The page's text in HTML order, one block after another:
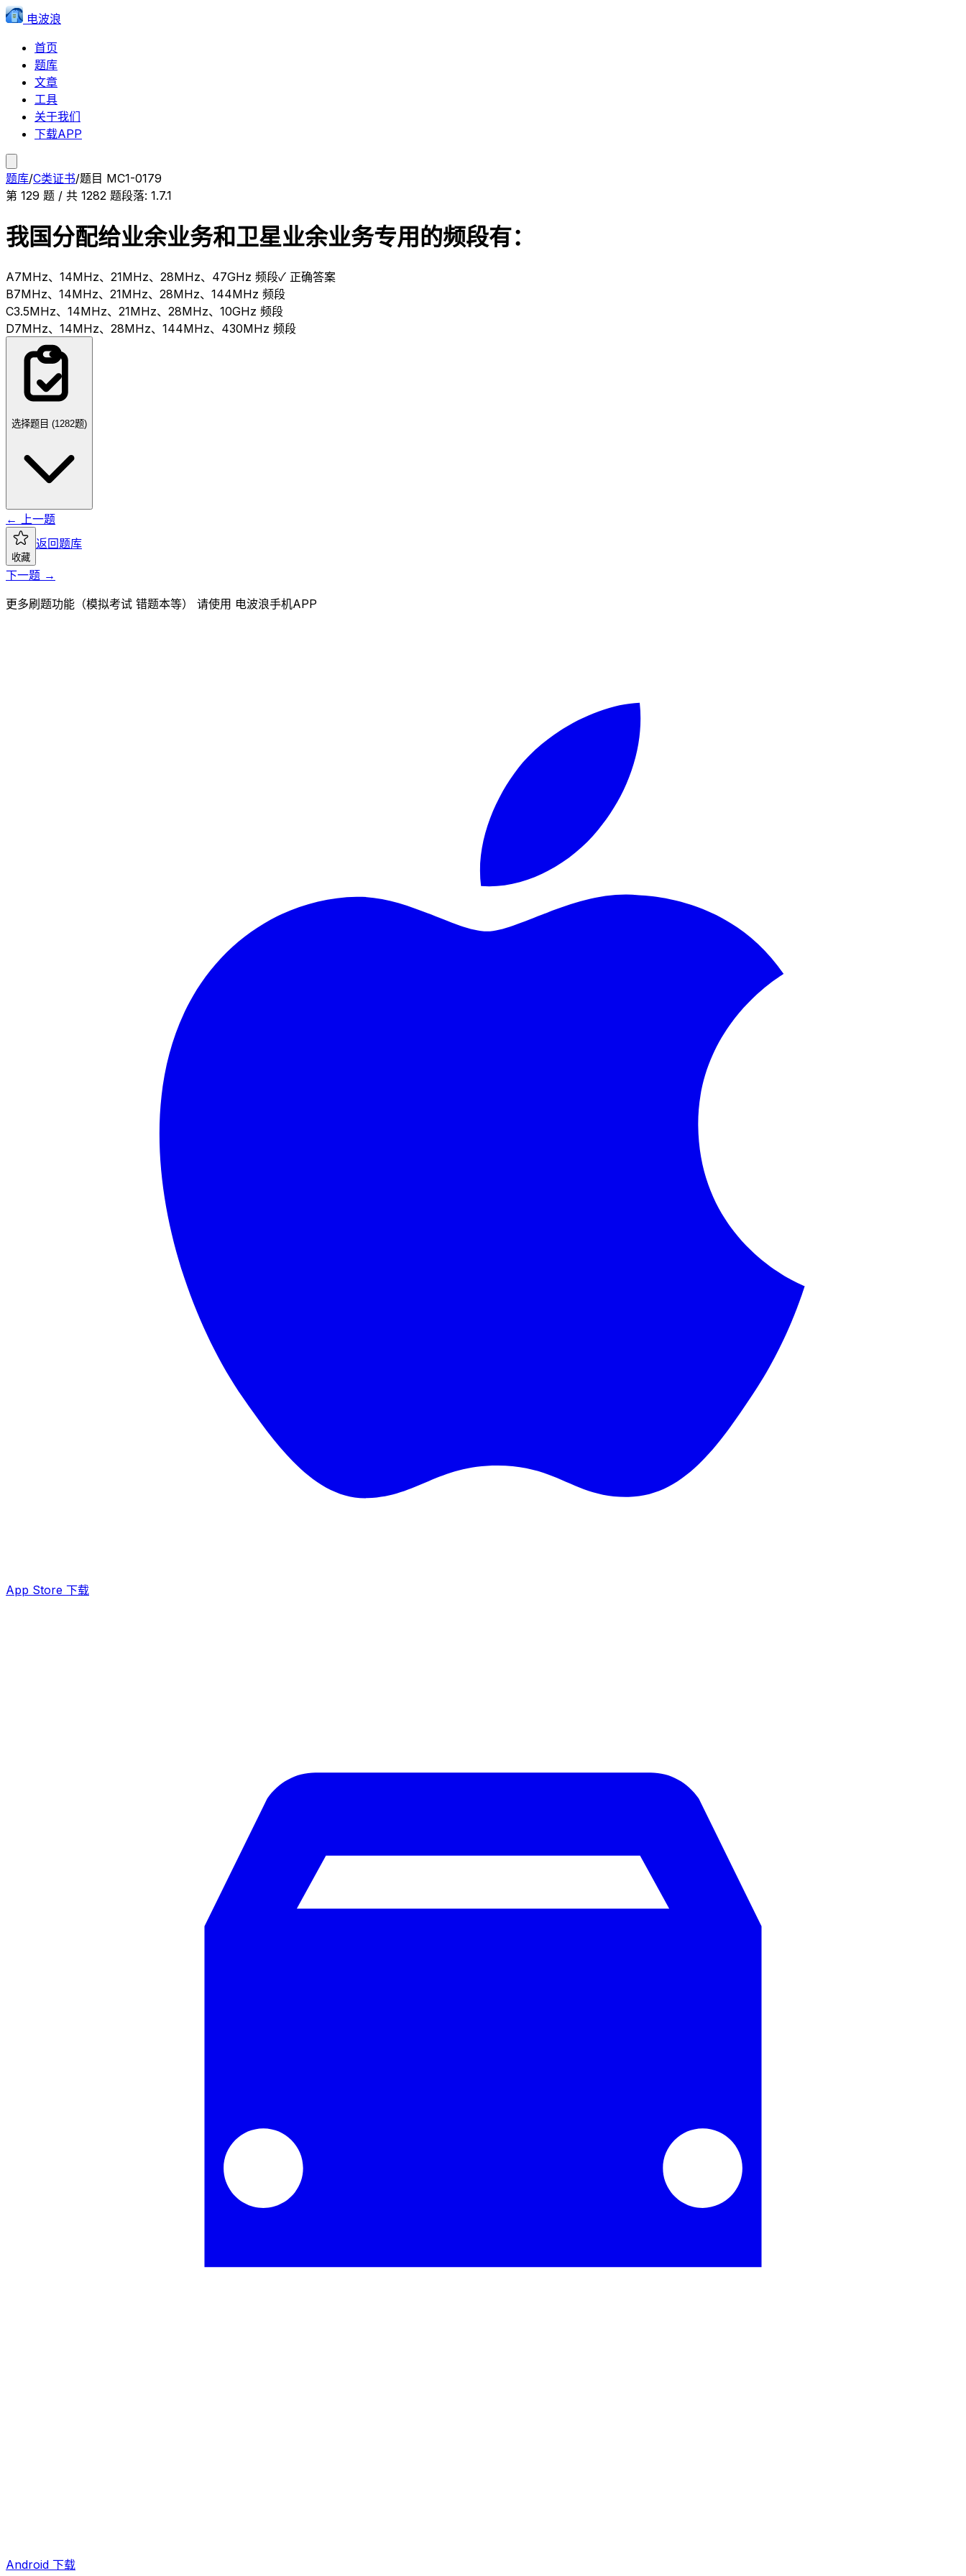
电波浪
首页
题库
文章
工具
关于我们
下载APP
题库/C类证书/题目 MC1-0179
第 129 题 / 共 1282 题段落: 1.7.1
我国分配给业余业务和卫星业余业务专用的频段有：
A7MHz、14MHz、21MHz、28MHz、47GHz 频段✓ 正确答案
B7MHz、14MHz、21MHz、28MHz、144MHz 频段
C3.5MHz、14MHz、21MHz、28MHz、10GHz 频段
D7MHz、14MHz、28MHz、144MHz、430MHz 频段
选择题目 (1282题)
← 上一题
收藏
返回题库
下一题 →
更多刷题功能（模拟考试 错题本等） 请使用 电波浪手机APP
App Store 下载
Android 下载